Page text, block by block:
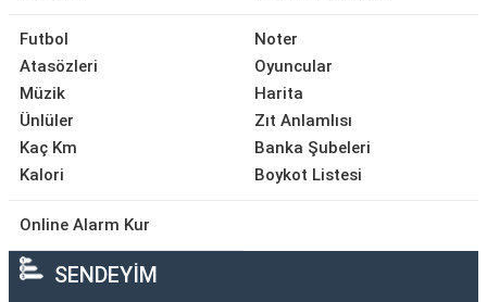
Futbol
Atasözleri
Müzik
Ünlüler
Kaç Km
Kalori
Noter
Oyuncular
Harita
Zıt Anlamlısı
Banka Şubeleri
Boykot Listesi
Online Alarm Kur
SENDEYİM